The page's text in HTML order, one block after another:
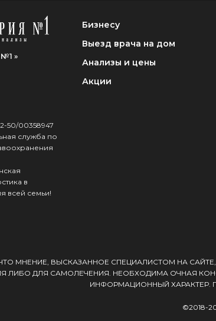
»
50/00358947
служба по
в
всей семьи!
Бизнесу
Выезд врача на дом
Анализы и цены
Акции
МНЕНИЕ, ВЫСКАЗАННОЕ СПЕЦИАЛИСТОМ НА
ЛИБО ДЛЯ САМОЛЕЧЕНИЯ. НЕОБХОДИМА ОЧНАЯ
ИНФОРМАЦИОННЫЙ ХАРАКТЕР.
©2018-